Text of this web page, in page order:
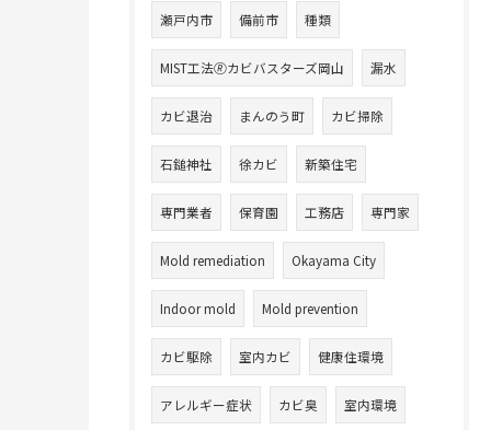
瀬戸内市 備前市 種類
MIST工法🄬カビバスターズ岡山 漏水
カビ退治 まんのう町 カビ掃除
石鎚神社 徐カビ 新築住宅
専門業者 保育園 工務店 専門家
Mold remediation Okayama City
Indoor mold Mold prevention
カビ駆除 室内カビ 健康住環境
アレルギー症状 カビ臭 室内環境